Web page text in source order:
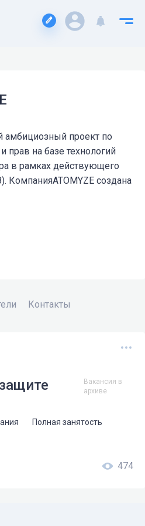
амбициозный проект по
прав на базе технологий
в рамках действующего
КомпанияATOMYZE создана
Контакты
Вакансия в
архиве
Полная занятость
474